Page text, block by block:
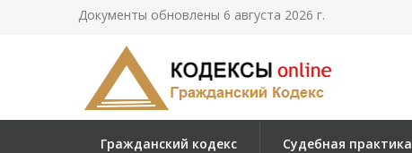
Документы обновлены 6 августа 2026 г.
Гражданский кодекс Судебная практика